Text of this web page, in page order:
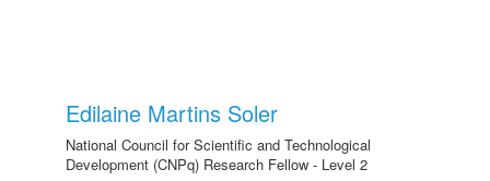
Edilaine Martins Soler
National Council for Scientific and Technological
Development (CNPq) Research Fellow - Level 2